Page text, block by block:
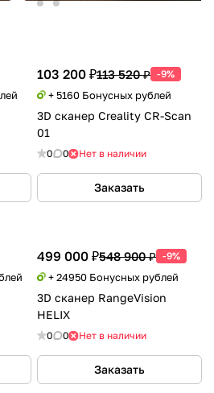
103 200 ₽113 520 ₽ -9%
+ 5160 Бонусных рублей
3D сканер Creality CR-Scan
01
0 0 Нет в наличии
Заказать
499 000 ₽548 900 ₽ -9%
+ 24950 Бонусных рублей
3D сканер RangeVision
HELIX
0 0 Нет в наличии
Заказать